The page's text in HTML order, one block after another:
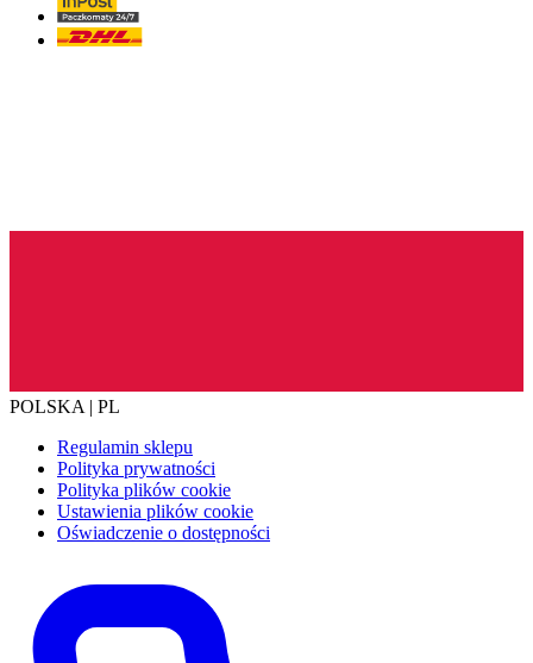
POLSKA | PL
Regulamin sklepu
Polityka prywatności
Polityka plików cookie
Ustawienia plików cookie
Oświadczenie o dostępności